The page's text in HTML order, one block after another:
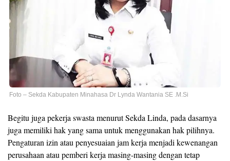
Foto – Sekda Kabupaten Minahasa Dr Lynda Wantania SE .M.Si
Begitu juga pekerja swasta menurut Sekda Linda, pada dasarnya
juga memiliki hak yang sama untuk menggunakan hak pilihnya.
Pengaturan izin atau penyesuaian jam kerja menjadi kewenangan
perusahaan atau pemberi kerja masing-masing dengan tetap